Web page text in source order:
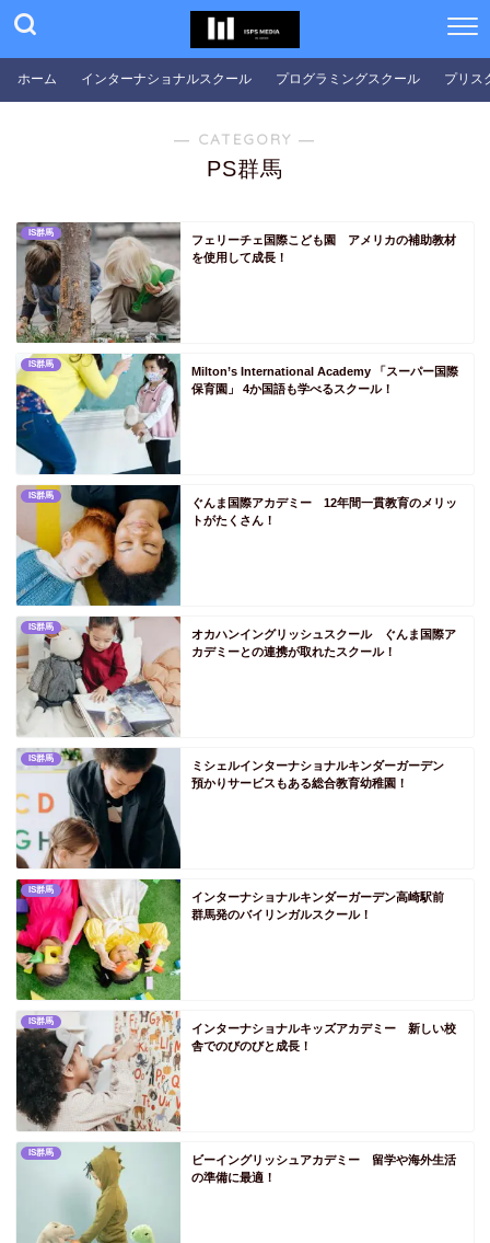
PS千葉
PS東京
PS神奈川
PS新潟
PS富山
PS石川
PS山梨
PS長野
PS岐阜
PS静岡
PS愛知
PS三重
PS関西
PS滋賀
PS京都
PS大阪
PS兵庫
PS奈良
PS和歌山
PS中国
PS島根
PS岡山
PS広島
PS山口
PS四国
PS徳島
PS香川
PS愛媛
PS九州
ホーム インターナショナルスクール プログラミングスクール プリス
― CATEGORY ―
PS群馬
IS群馬
フェリーチェ国際こども園 アメリカの補助教材
を使用して成長！
IS群馬
Milton’s International Academy 「スーパー国際
保育園」 4か国語も学べるスクール！
IS群馬
ぐんま国際アカデミー 12年間一貫教育のメリッ
トがたくさん！
IS群馬
オカハンイングリッシュスクール ぐんま国際ア
カデミーとの連携が取れたスクール！
IS群馬
ミシェルインターナショナルキンダーガーデン
預かりサービスもある総合教育幼稚園！
IS群馬
インターナショナルキンダーガーデン高崎駅前
群馬発のバイリンガルスクール！
IS群馬
インターナショナルキッズアカデミー 新しい校
舎でのびのびと成長！
IS群馬
ビーイングリッシュアカデミー 留学や海外生活
の準備に最適！